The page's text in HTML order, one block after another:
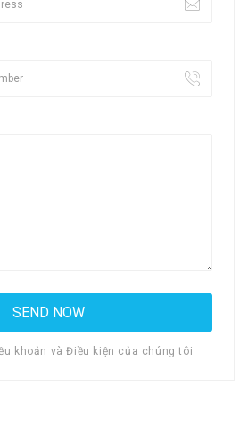
khoản và Điều kiện của chúng tôi